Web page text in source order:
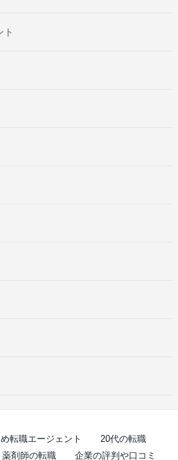
ト
転職エージェント
20代の転職
薬剤師の転職 企業の評判や口コミ